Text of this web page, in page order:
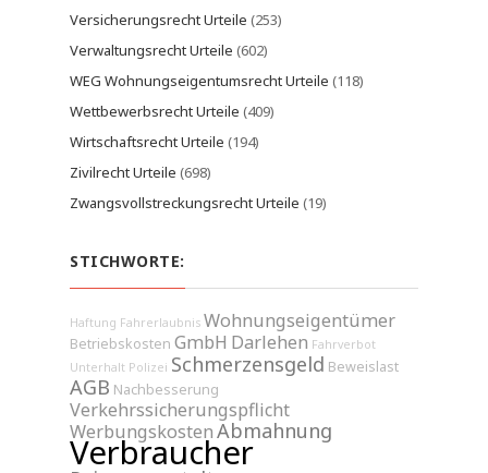
Versicherungsrecht Urteile (253)
Verwaltungsrecht Urteile (602)
WEG Wohnungseigentumsrecht Urteile (118)
Wettbewerbsrecht Urteile (409)
Wirtschaftsrecht Urteile (194)
Zivilrecht Urteile (698)
Zwangsvollstreckungsrecht Urteile (19)
STICHWORTE:
Haftung Fahrerlaubnis Wohnungseigentümer
Betriebskosten GmbH Darlehen Fahrverbot
Unterhalt Polizei Schmerzensgeld Beweislast
AGB Nachbesserung
Verkehrssicherungspflicht
WerbungskostenAbmahnung
Verbraucher